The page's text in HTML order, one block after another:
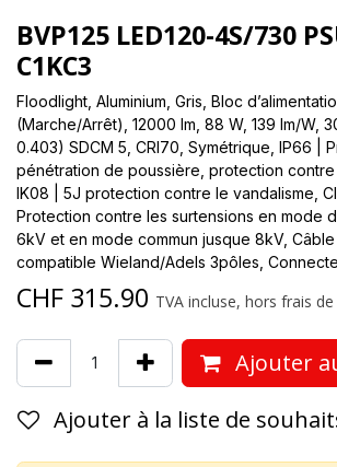
BVP125 LED120-4S/730
C1KC3
Floodlight, Aluminium, Gris, Bloc
(Marche/Arrêt), 12000 lm, 88 W, 139 lm/W,
0.403) SDCM 5, CRI70, Symétrique, IP66 |
pénétration de poussière, protection contre
IK08 | 5J protection contre le vandalisme,
Protection contre les surtensions en mode
6kV et en mode commun jusque 8kV,
compatible Wieland/Adels 3pôles,
CHF 315.90 TVA incluse, hors frais
Ajouter
Ajouter à la liste de